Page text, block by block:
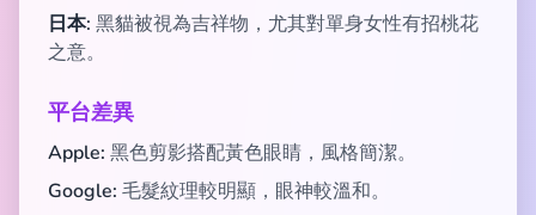
日本: 黑貓被視為吉祥物，尤其對單身女性有招桃花
之意。
平台差異
Apple: 黑色剪影搭配黃色眼睛，風格簡潔。
Google: 毛髮紋理較明顯，眼神較溫和。